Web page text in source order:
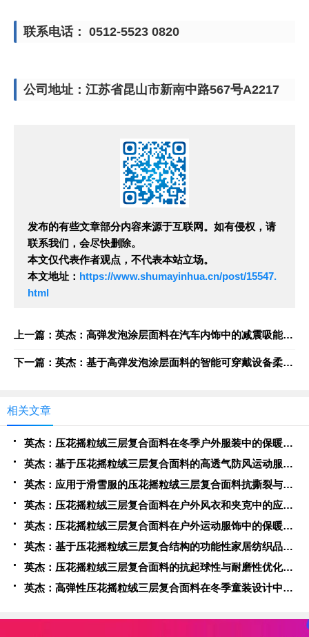
联系电话： 0512-5523 0820
公司地址：江苏省昆山市新南中路567号A2217
发布的有些文章部分内容来源于互联网。如有侵权，请
联系我们，会尽快删除。
本文仅代表作者观点，不代表本站立场。
本文地址： https://www.shumayinhua.cn/post/15547.
html
上一篇：英杰：高弹发泡涂层面料在汽车内饰中的减震吸能与舒适性提升方案
下一篇：英杰：基于高弹发泡涂层面料的智能可穿戴设备柔性封装技术
相关文章
英杰：压花摇粒绒三层复合面料在冬季户外服装中的保暖性能优化研究
英杰：基于压花摇粒绒三层复合面料的高透气防风运动服饰开发
英杰：应用于滑雪服的压花摇粒绒三层复合面料抗撕裂与耐磨性提升技术
英杰：压花摇粒绒三层复合面料在户外风衣和夹克中的应用与性能
英杰：压花摇粒绒三层复合面料在户外运动服饰中的保暖与透气性能研究
英杰：基于压花摇粒绒三层复合结构的功能性家居纺织品开发与应用
英杰：压花摇粒绒三层复合面料的抗起球性与耐磨性优化技术分析
英杰：高弹性压花摇粒绒三层复合面料在冬季童装设计中的应用实践